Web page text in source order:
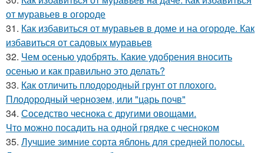
от муравьев в огороде
31. Как избавиться от муравьев в доме и на огороде. Как
избавиться от садовых муравьев
32. Чем осенью удобрять. Какие удобрения вносить
осенью и как правильно это делать?
33. Как отличить плодородный грунт от плохого.
Плодородный чернозем, или "царь почв"
34. Соседство чеснока с другими овощами.
Что можно посадить на одной грядке с чесноком
35. Лучшие зимние сорта яблонь для средней полосы.